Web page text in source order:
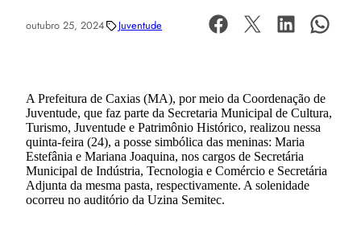
outubro 25, 2024 Juventude
A Prefeitura de Caxias (MA), por meio da Coordenação de
Juventude, que faz parte da Secretaria Municipal de Cultura,
Turismo, Juventude e Patrimônio Histórico, realizou nessa
quinta-feira (24), a posse simbólica das meninas: Maria
Estefânia e Mariana Joaquina, nos cargos de Secretária
Municipal de Indústria, Tecnologia e Comércio e Secretária
Adjunta da mesma pasta, respectivamente. A solenidade
ocorreu no auditório da Uzina Semitec.